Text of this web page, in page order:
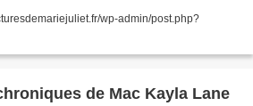
wp-admin/post.php?
de Mac Kayla Lane